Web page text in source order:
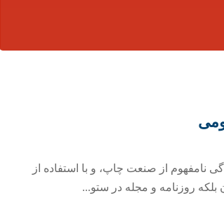
نامفهوم از صنعت چاپ، و با استفاده از
روزنامه و مجله در ستو...